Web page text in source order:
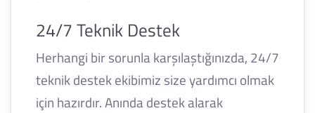
24/7 Teknik Destek
Herhangi bir sorunla karşılaştığınızda, 24/7
teknik destek ekibimiz size yardımcı olmak
için hazırdır. Anında destek alarak